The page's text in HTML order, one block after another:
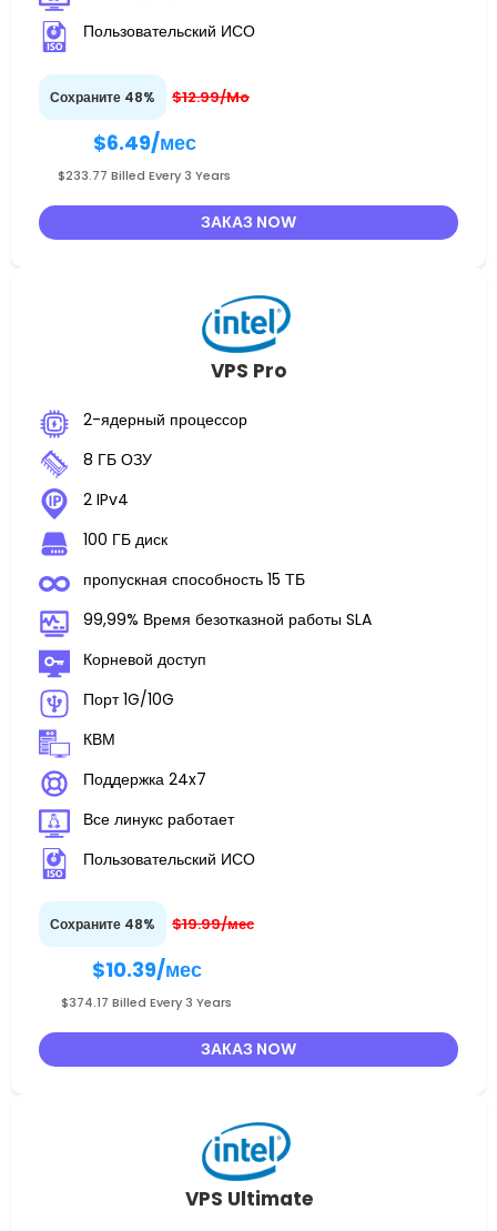
Пользовательский ИСО
Сохраните 48% $12.99/Mo
$6.49/мес
$233.77 Billed Every 3 Years
ЗАКАЗ NOW
VPS Pro
2-ядерный процессор
8 ГБ ОЗУ
2 IPv4
100 ГБ диск
пропускная способность 15 ТБ
99,99% Время безотказной работы SLA
Корневой доступ
Порт 1G/10G
КВМ
Поддержка 24x7
Все линукс работает
Пользовательский ИСО
Сохраните 48% $19.99/мес
$10.39/мес
$374.17 Billed Every 3 Years
ЗАКАЗ NOW
VPS Ultimate